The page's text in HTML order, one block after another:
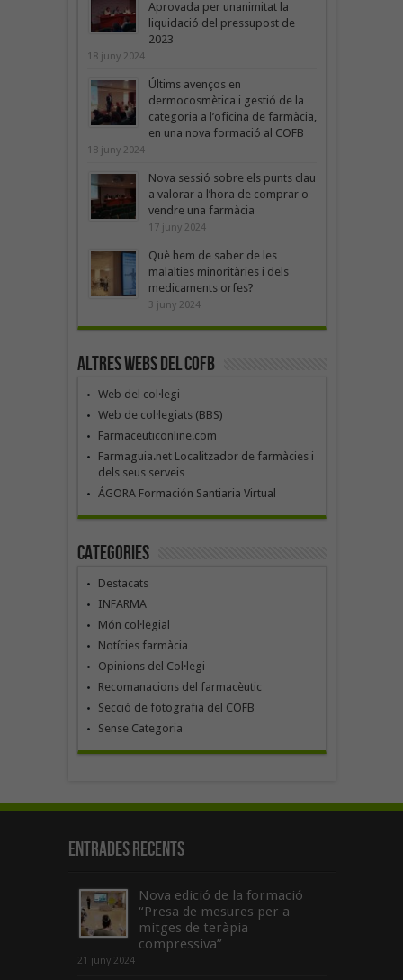
Aprovada per unanimitat la
liquidació del pressupost de
2023
18 juny 2024
Últims avenços en
dermocosmètica i gestió de la
categoria a l’oficina de farmàcia,
en una nova formació al COFB
18 juny 2024
Nova sessió sobre els punts clau
a valorar a l’hora de comprar o
vendre una farmàcia
17 juny 2024
Què hem de saber de les
malalties minoritàries i dels
medicaments orfes?
3 juny 2024
Altres webs del COFB
Web del col·legi
Web de col·legiats (BBS)
Farmaceuticonline.com
Farmaguia.net Localitzador de farmàcies i
dels seus serveis
ÁGORA Formación Santiaria Virtual
Categories
Destacats
INFARMA
Món col·legial
Notícies farmàcia
Opinions del Col·legi
Recomanacions del farmacèutic
Secció de fotografia del COFB
Sense Categoria
Entrades recents
Nova edició de la formació
“Presa de mesures per a
mitges de teràpia
compressiva”
21 juny 2024